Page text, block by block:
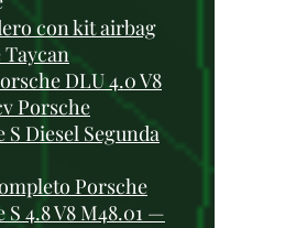
con kit airbag
Taycan
DLU 4.0 V8
Porsche
S Diesel Segunda
Porsche
S 4.8 V8 M48.01 —